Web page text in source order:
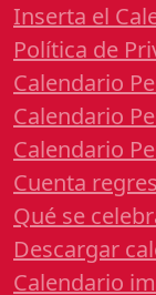
Inserta el
Política de
Calendario
Calendario
Calendario
Cuenta
Qué se
Descargar
Calendario